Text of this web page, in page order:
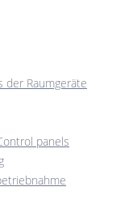
der Raumgeräte
panels